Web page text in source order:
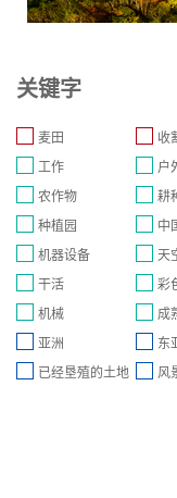
关键字
麦田 收
工作
户
农作物
耕
种植园
中
机器设备
天
干活
彩
机械
成
亚洲
东
已经垦殖的土地
风